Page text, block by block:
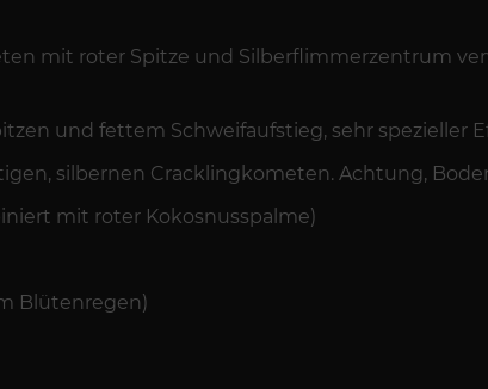
mit roter Spitze und Silberflimmerzentrum
und fettem Schweifaufstieg, sehr spezieller
silbernen Cracklingkometen. Achtung,
mit roter Kokosnusspalme)
Blütenregen)